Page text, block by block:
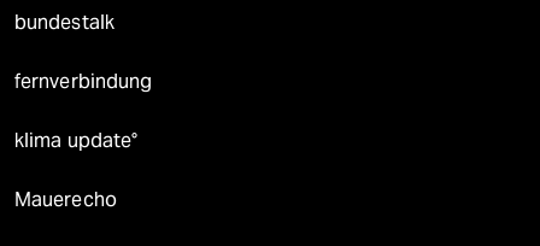
bundestalk
fernverbindung
klima update°
Mauerecho